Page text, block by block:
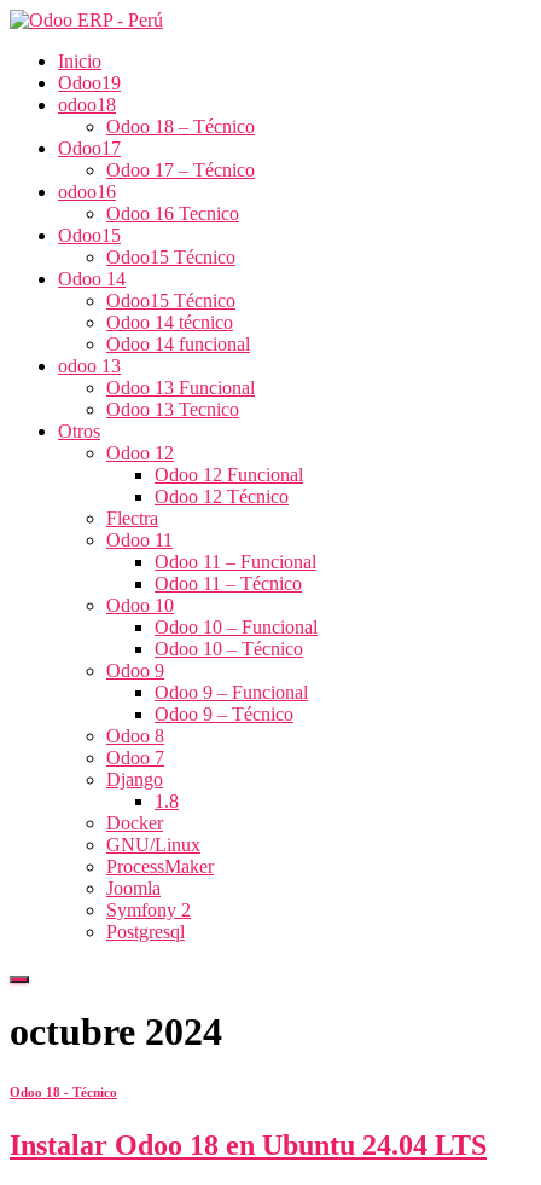
Inicio
Odoo19
odoo18
Odoo 18 – Técnico
Odoo17
Odoo 17 – Técnico
odoo16
Odoo 16 Tecnico
Odoo15
Odoo15 Técnico
Odoo 14
Odoo15 Técnico
Odoo 14 técnico
Odoo 14 funcional
odoo 13
Odoo 13 Funcional
Odoo 13 Tecnico
Otros
Odoo 12
Odoo 12 Funcional
Odoo 12 Técnico
Flectra
Odoo 11
Odoo 11 – Funcional
Odoo 11 – Técnico
Odoo 10
Odoo 10 – Funcional
Odoo 10 – Técnico
Odoo 9
Odoo 9 – Funcional
Odoo 9 – Técnico
Odoo 8
Odoo 7
Django
1.8
Docker
GNU/Linux
ProcessMaker
Joomla
Symfony 2
Postgresql
Cambiar
de
navegación
octubre 2024
Odoo 18 - Técnico
Instalar Odoo 18 en Ubuntu 24.04 LTS